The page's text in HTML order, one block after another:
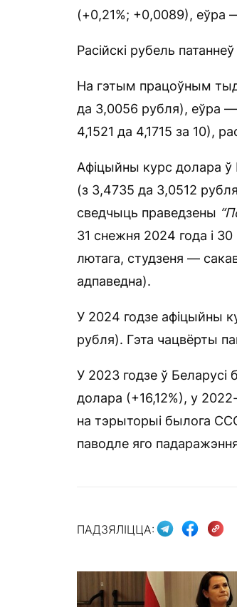
(+0,21%; +0,0089), еўра
Расійскі рубель
На гэтым працоўным
да 3,0056 рубля), еўра
4,1521 да 4,1715 за 10),
Афіцыйны курс долара ў
(з 3,4735 да 3,0512
сведчыць праведзены
31 снежня 2024 года і
лютага, студзеня —
адпаведна).
У 2024 годзе афіцыйны
рубля). Гэта чацвёрты
У 2023 годзе ў Беларусі
долара (+16,12%), у
на тэрыторыі былога
паводле яго
ПАДЗЯЛІЦЦА: